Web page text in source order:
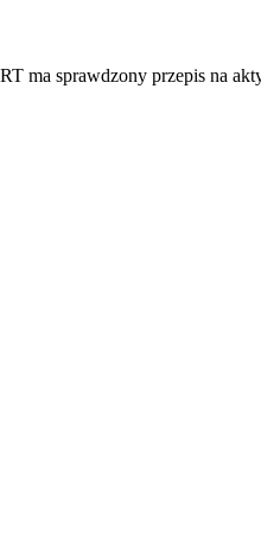
ma sprawdzony przepis na